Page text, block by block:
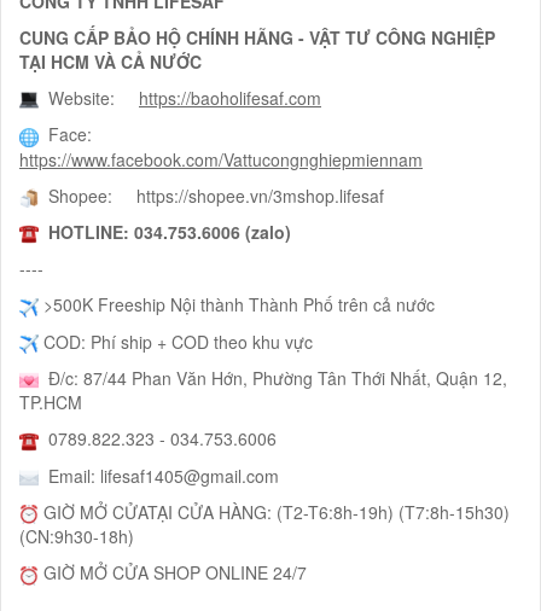
CUNG CẤP BẢO HỘ CHÍNH HÃNG - VẬT TƯ CÔNG NGHIỆP
TẠI HCM VÀ CẢ NƯỚC
Website: https://baoholifesaf.com
Face:
https://www.facebook.com/Vattucongnghiepmiennam
Shopee: https://shopee.vn/3mshop.lifesaf
HOTLINE: 034.753.6006 (zalo)
----
>500K Freeship Nội thành Thành Phố trên cả nước
COD: Phí ship + COD theo khu vực
Đ/c: 87/44 Phan Văn Hớn, Phường Tân Thới Nhất, Quận 12,
TP.HCM
0789.822.323 - 034.753.6006
Email: lifesaf1405@gmail.com
GIỜ MỞ CỬATẠI CỬA HÀNG: (T2-T6:8h-19h) (T7:8h-15h30)
(CN:9h30-18h)
GIỜ MỞ CỬA SHOP ONLINE 24/7